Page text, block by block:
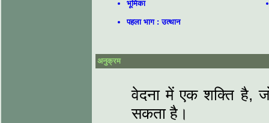
भूमिका
पहला भाग : उत्थान
अनुक्रम
वेदना में एक शक्ति है,
सकता है।